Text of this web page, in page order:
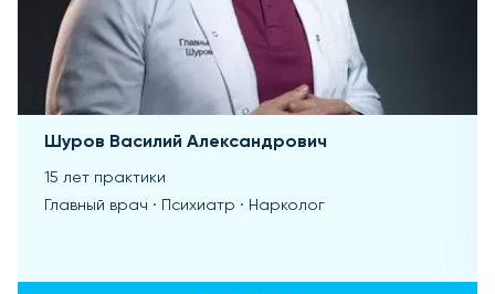
Шуров Василий Александрович
15 лет практики
Главный врач · Психиатр · Нарколог